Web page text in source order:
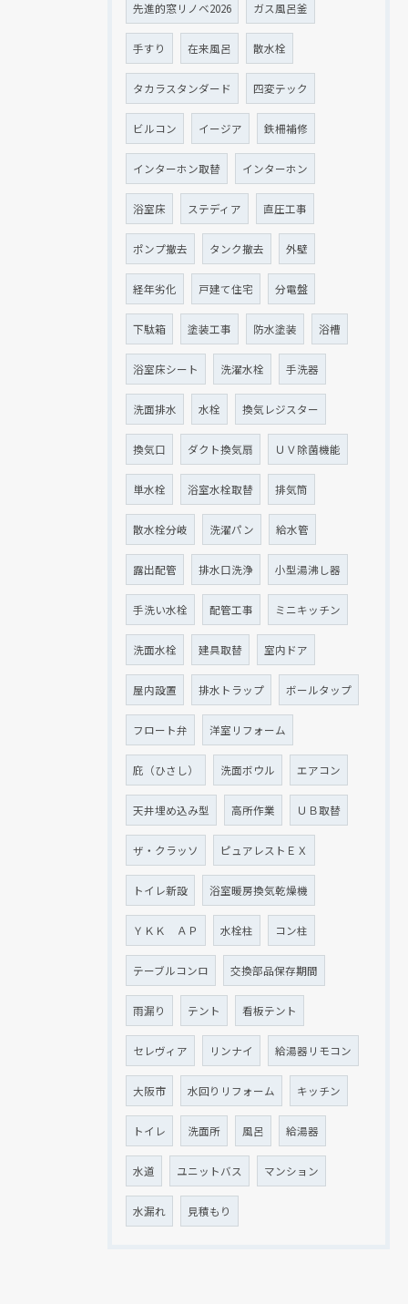
先進的窓リノベ2026 ガス風呂釜
手すり 在来風呂 散水栓
タカラスタンダード 四変テック
ビルコン イージア 鉄柵補修
インターホン取替 インターホン
浴室床 ステディア 直圧工事
ポンプ撤去 タンク撤去 外壁
経年劣化 戸建て住宅 分電盤
下駄箱 塗装工事 防水塗装 浴槽
浴室床シート 洗濯水栓 手洗器
洗面排水 水栓 換気レジスター
換気口 ダクト換気扇 ＵＶ除菌機能
単水栓 浴室水栓取替 排気筒
散水栓分岐 洗濯パン 給水管
露出配管 排水口洗浄 小型湯沸し器
手洗い水栓 配管工事 ミニキッチン
洗面水栓 建具取替 室内ドア
屋内設置 排水トラップ ボールタップ
フロート弁 洋室リフォーム
庇（ひさし） 洗面ボウル エアコン
天井埋め込み型 高所作業 ＵＢ取替
ザ・クラッソ ピュアレストＥＸ
トイレ新設 浴室暖房換気乾燥機
ＹＫＫ ＡＰ 水栓柱 コン柱
テーブルコンロ 交換部品保存期間
雨漏り テント 看板テント
セレヴィア リンナイ 給湯器リモコン
大阪市 水回りリフォーム キッチン
トイレ 洗面所 風呂 給湯器
水道 ユニットバス マンション
水漏れ 見積もり